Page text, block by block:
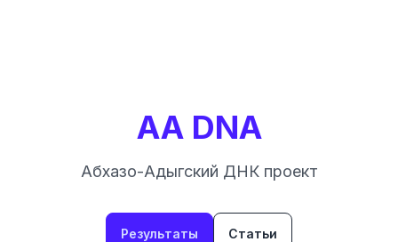
AA DNA
Абхазо-Адыгский ДНК проект
Результаты Статьи